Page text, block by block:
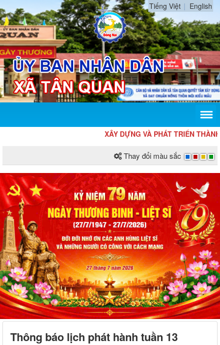
Tiếng Việt English
XÂY DỰNG VÀ PHÁT TRIỂN THÀNH
Thay đổi màu sắc
Thông báo lịch phát hành tuần 13